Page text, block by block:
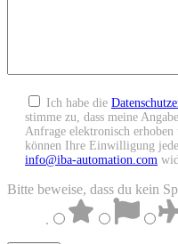
Ich habe die
stimme zu, dass meine
Anfrage elektronisch
können Ihre Einwilligung
info@iba-automation.com
Bitte beweise, dass du kein
.